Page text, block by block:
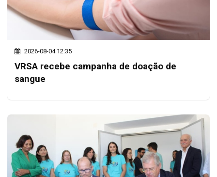
2026-08-04 12:35
VRSA recebe campanha de doação de
sangue